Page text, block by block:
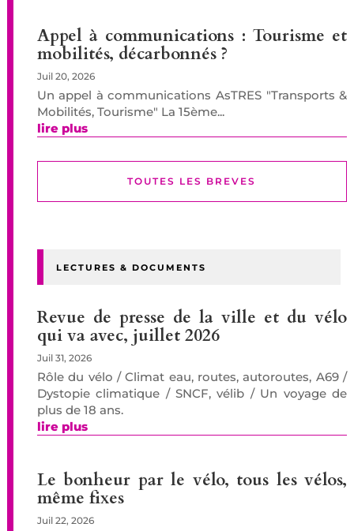
Appel à communications : Tourisme et
mobilités, décarbonnés ?
Juil 20, 2026
Un appel à communications AsTRES "Transports &
Mobilités, Tourisme" La 15ème...
lire plus
TOUTES LES BREVES
LECTURES & DOCUMENTS
Revue de presse de la ville et du vélo
qui va avec, juillet 2026
Juil 31, 2026
Rôle du vélo / Climat eau, routes, autoroutes, A69 /
Dystopie climatique / SNCF, vélib / Un voyage de
plus de 18 ans.
lire plus
Le bonheur par le vélo, tous les vélos,
même fixes
Juil 22, 2026